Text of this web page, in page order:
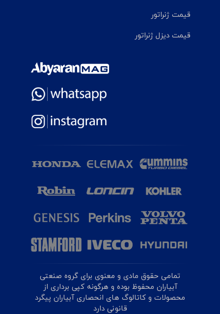
قیمت ژنراتور
قیمت دیزل ژنراتور
تمامی حقوق مادی و معنوی برای گروه صنعتی
آبیاران محفوظ بوده و هرگونه کپی برداری از
محصولات و کاتالوگ های انحصاری آبیاران پیگرد
قانونی دارد